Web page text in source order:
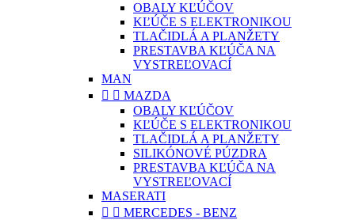
OBALY KĽÚČOV
KĽÚČE S ELEKTRONIKOU
TLAČIDLÁ A PLANŽETY
PRESTAVBA KĽÚČA NA
VYSTREĽOVACÍ
MAN
  MAZDA
OBALY KĽÚČOV
KĽÚČE S ELEKTRONIKOU
TLAČIDLÁ A PLANŽETY
SILIKÓNOVÉ PÚZDRA
PRESTAVBA KĽÚČA NA
VYSTREĽOVACÍ
MASERATI
  MERCEDES - BENZ